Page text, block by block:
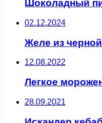
Шоколадный
02.12.2024
Желе из
12.08.2022
Легкое
28.09.2021